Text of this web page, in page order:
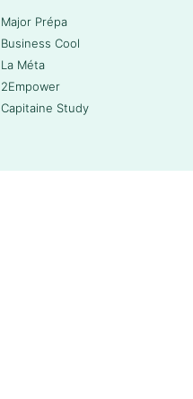
Major Prépa
Business Cool
La Méta
2Empower
Capitaine Study